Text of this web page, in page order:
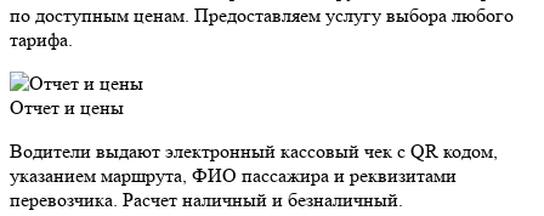
по доступным ценам. Предоставляем услугу выбора любого
тарифа.
Отчет и цены
Водители выдают электронный кассовый чек с QR кодом,
указанием маршрута, ФИО пассажира и реквизитами
перевозчика. Расчет наличный и безналичный.